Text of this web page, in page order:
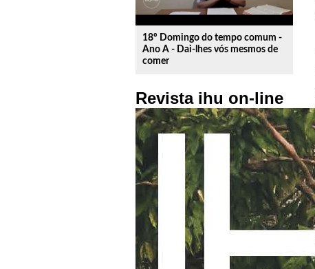
18º Domingo do tempo comum -
Ano A - Dai-lhes vós mesmos de
comer
Revista ihu on-line